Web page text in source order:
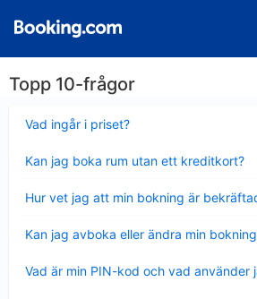
Topp 10-frågor
Vad ingår i priset?
mindre
Kan jag boka rum utan ett kreditkort?
mindre
Hur vet jag att min bokning är
mindre
Kan jag avboka eller ändra min
mindre
Vad är min PIN-kod och vad använder
mindre